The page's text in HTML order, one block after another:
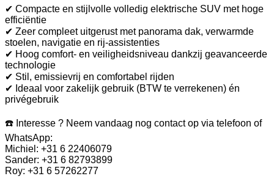
✔ Compacte en stijlvolle volledig elektrische SUV met hoge
efficiëntie
✔ Zeer compleet uitgerust met panorama dak, verwarmde
stoelen, navigatie en rij-assistenties
✔ Hoog comfort- en veiligheidsniveau dankzij geavanceerde
technologie
✔ Stil, emissievrij en comfortabel rijden
✔ Ideaal voor zakelijk gebruik (BTW te verrekenen) én
privégebruik
☎️ Interesse ? Neem vandaag nog contact op via telefoon of
WhatsApp:
Michiel: +31 6 22406079
Sander: +31 6 82793899
Roy: +31 6 57262277